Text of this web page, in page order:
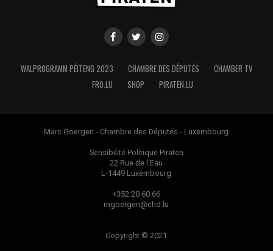
WALPROGRAMM PÉITENG 2023 CHAMBRE DES DÉPUTÉS
CHAMBER TV
FRO.LU
SHOP PIRATEN.LU
Marc Goergen - Chambre des Députés - Luxembourg
Sensibilité Politique Piraten
22 Rue de l’Eau
L-1449 Luxembourg
+352 20 60 66
mgoergen@chd.lu
Copyright © 2021